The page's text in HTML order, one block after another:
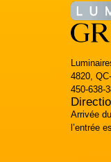
4820,
450-638-
Arrivée
l’entrée